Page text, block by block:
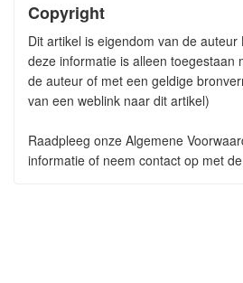
Copyright
Dit artikel is eigendom van de auteur
deze informatie is alleen toegestaan
de auteur of met een geldige
van een weblink naar dit artikel)
Raadpleeg onze Algemene
informatie of neem contact op met